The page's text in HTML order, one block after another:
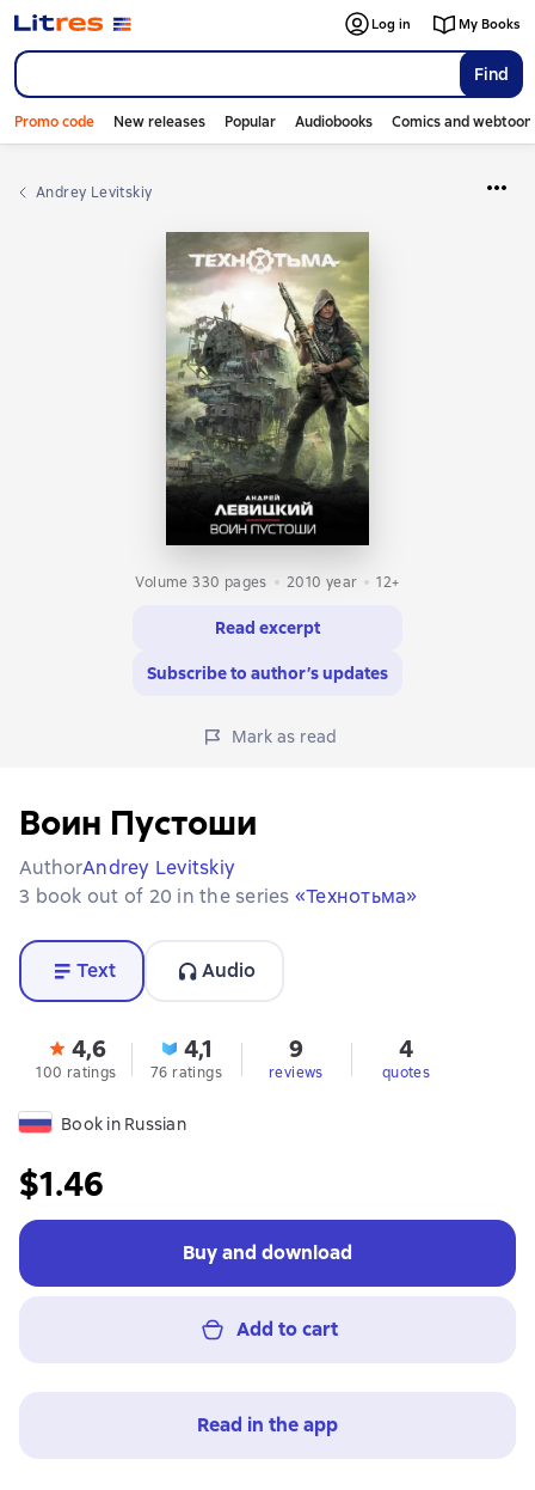
Find
Log in My Books
Promo code New releases Popular Audiobooks Comics and
Andrey Levitskiy
Volume 330 pages 2010 year 12+
Read excerpt
Subscribe to author’s updates
Mark as read
Воин Пустоши
AuthorAndrey Levitskiy
3 book out of 20 in the series «Технотьма»
Text Audio
4,6
100 ratings
4,1
76 ratings
9
reviews
4
quotes
Book in Russian
$1.46
Buy and download
Add to cart
Read in the app